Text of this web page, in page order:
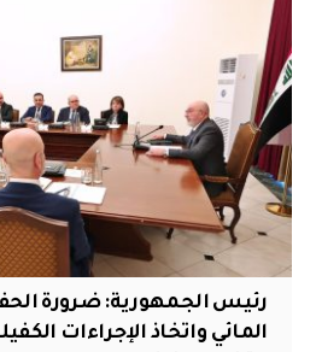
رئيس الجمهورية: ضرورة
المائي واتخاذ الإجراءات